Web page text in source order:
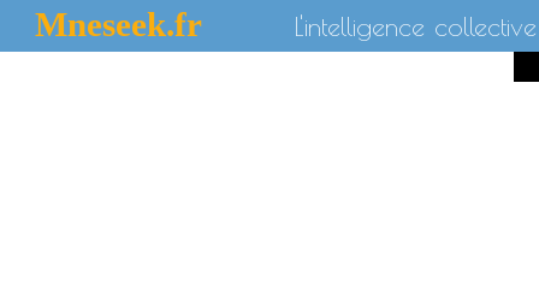
Mneseek.fr L'intelligence collective